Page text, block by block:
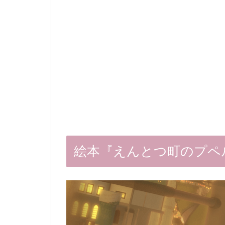
絵本『えんとつ町のプペ